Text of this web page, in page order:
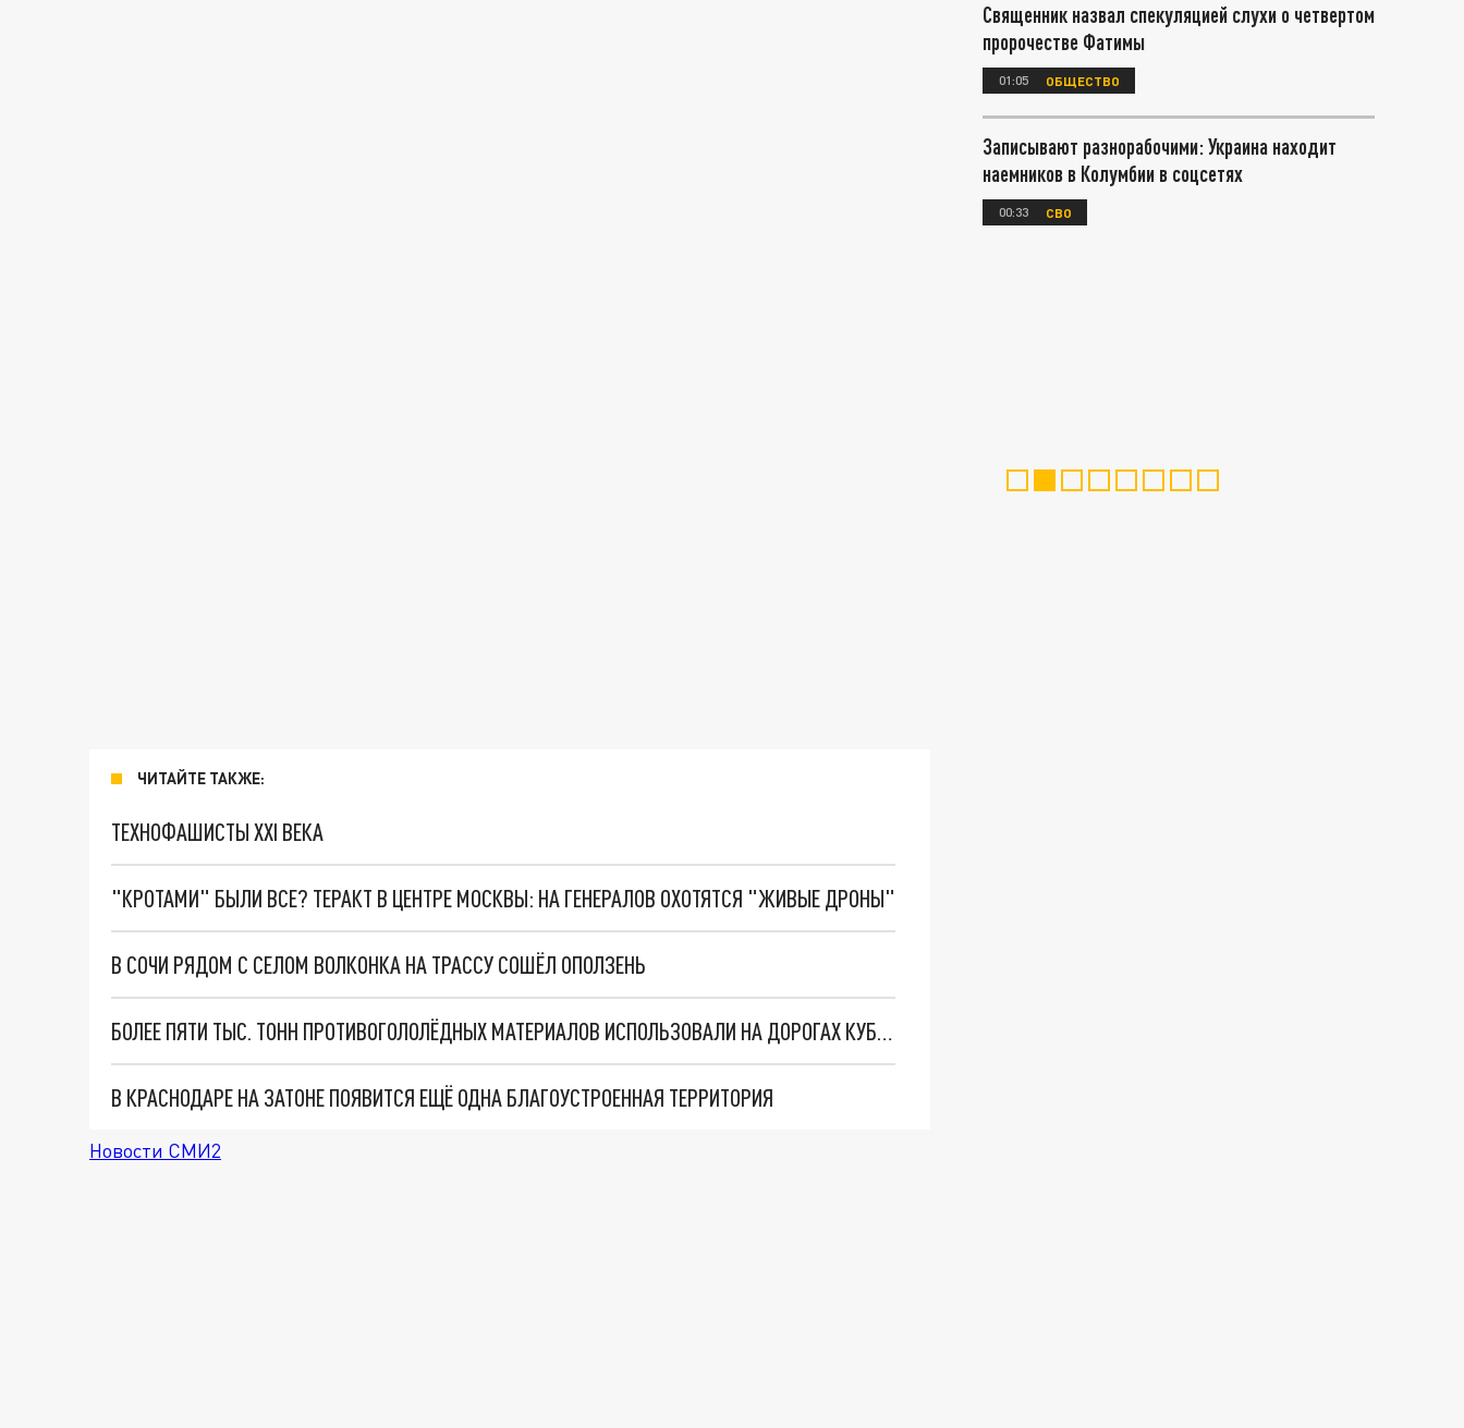
ЧИТАЙТЕ ТАКЖЕ:
ТЕХНОФАШИСТЫ XXI ВЕКА
"КРОТАМИ" БЫЛИ ВСЕ? ТЕРАКТ В ЦЕНТРЕ МОСКВЫ: НА ГЕНЕРАЛОВ ОХОТЯТСЯ "ЖИВЫЕ ДРОНЫ"
В СОЧИ РЯДОМ С СЕЛОМ ВОЛКОНКА НА ТРАССУ СОШЁЛ ОПОЛЗЕНЬ
БОЛЕЕ ПЯТИ ТЫС. ТОНН ПРОТИВОГОЛОЛЁДНЫХ МАТЕРИАЛОВ ИСПОЛЬЗОВАЛИ НА ДОРОГАХ КУБАНИ ЗА ПОСЛЕДНИЕ СУТКИ
В КРАСНОДАРЕ НА ЗАТОНЕ ПОЯВИТСЯ ЕЩЁ ОДНА БЛАГОУСТРОЕННАЯ ТЕРРИТОРИЯ
Новости СМИ2
Священник назвал спекуляцией слухи о четвертом
пророчестве Фатимы
01:05 ОБЩЕСТВО
Записывают разнорабочими: Украина находит
наемников в Колумбии в соцсетях
00:33 СВО